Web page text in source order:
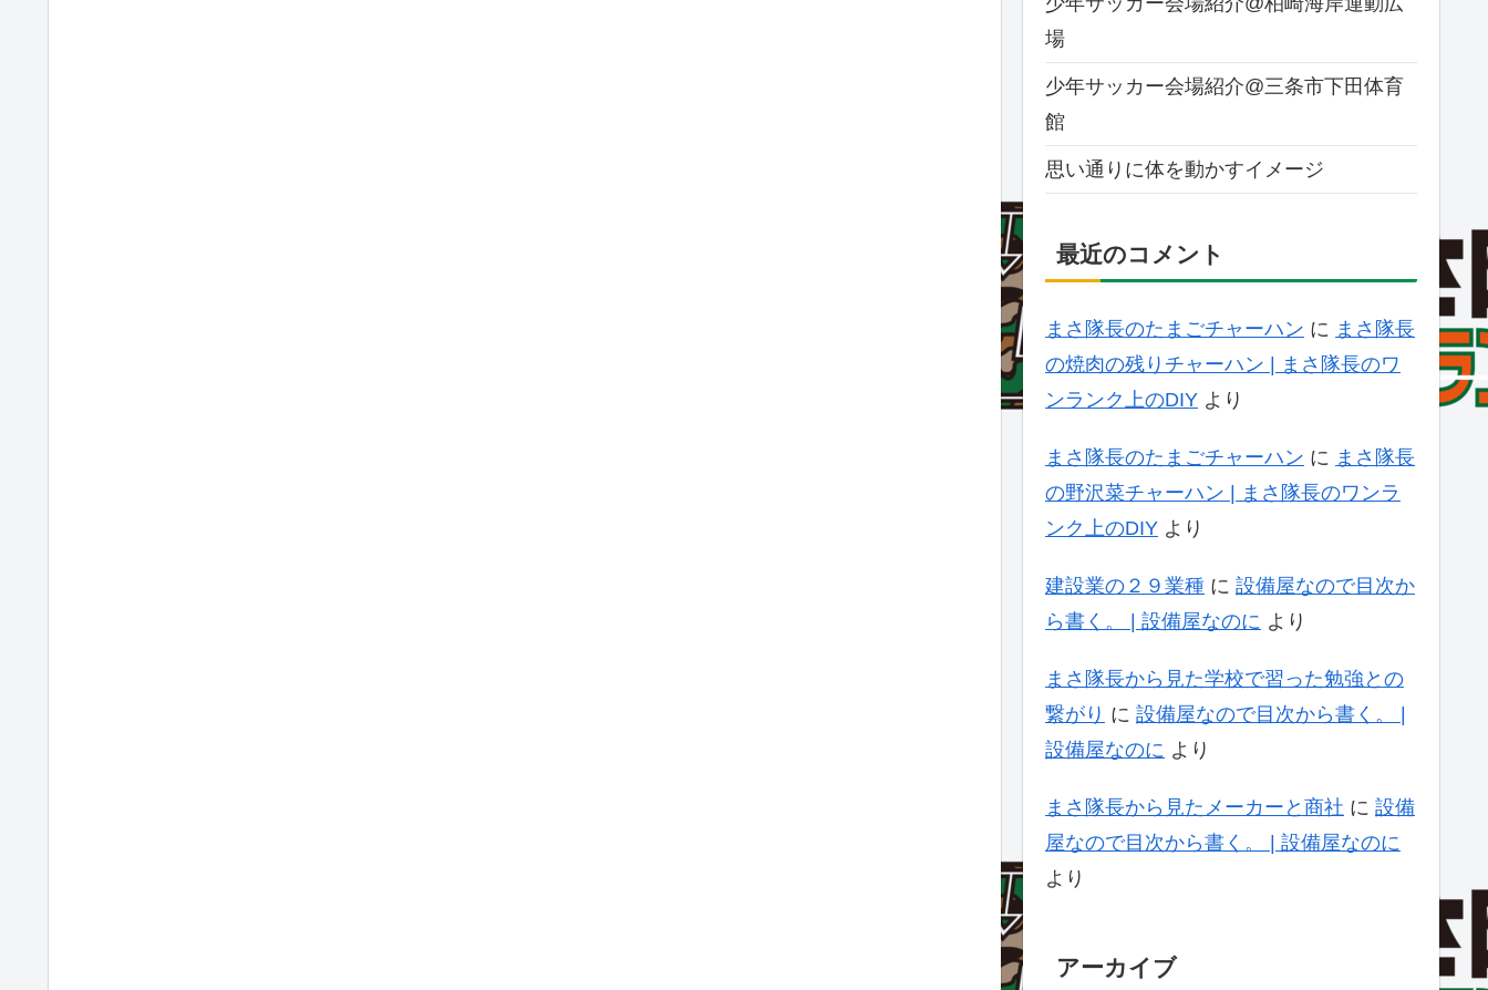
場
少年サッカー会場紹介@三条市下田体育
館
思い通りに体を動かすイメージ
最近のコメント
まさ隊長のたまごチャーハン に まさ隊長
の焼肉の残りチャーハン | まさ隊長のワ
ンランク上のDIY より
まさ隊長のたまごチャーハン に まさ隊長
の野沢菜チャーハン | まさ隊長のワンラ
ンク上のDIY より
建設業の２９業種 に 設備屋なので目次か
ら書く。 | 設備屋なのに より
まさ隊長から見た学校で習った勉強との
繋がり に 設備屋なので目次から書く。 |
設備屋なのに より
まさ隊長から見たメーカーと商社 に 設備
屋なので目次から書く。 | 設備屋なのに
より
アーカイブ